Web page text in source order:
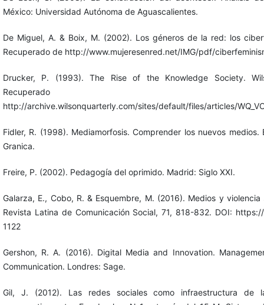
México: Universidad Autónoma de Aguascalientes.
De Miguel, A. & Boix, M. (2002). Los géneros de la red: los
Recuperado de http://www.mujeresenred.net/IMG/pdf/
Drucker, P. (1993). The Rise of the Knowledge Society.
http://archive.wilsonquarterly.com/sites/default/files/articles/
Fidler, R. (1998). Mediamorfosis. Comprender los nuevos medios.
Granica.
Freire, P. (2002). Pedagogía del oprimido. Madrid: Siglo XXI.
Galarza, E., Cobo, R. & Esquembre, M. (2016). Medios y
Revista Latina de Comunicación Social, 71, 818-832. DOI:
1122
Gershon, R. A. (2016). Digital Media and Innovation.
Communication. Londres: Sage.
Gil, J. (2012). Las redes sociales como infraestructura de